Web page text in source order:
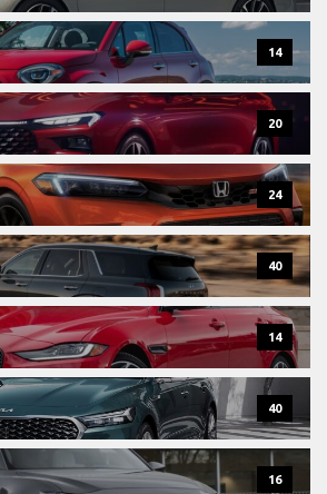
14
20
24
40
14
40
16